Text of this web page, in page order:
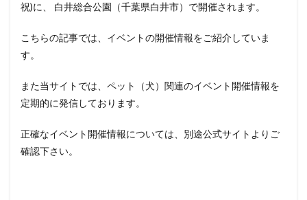
祝)に、 白井総合公園（千葉県白井市）で開催されます。
こちらの記事では、イベントの開催情報をご紹介していま
す。
また当サイトでは、ペット（犬）関連のイベント開催情報を
定期的に発信しております。
正確なイベント開催情報については、別途公式サイトよりご
確認下さい。